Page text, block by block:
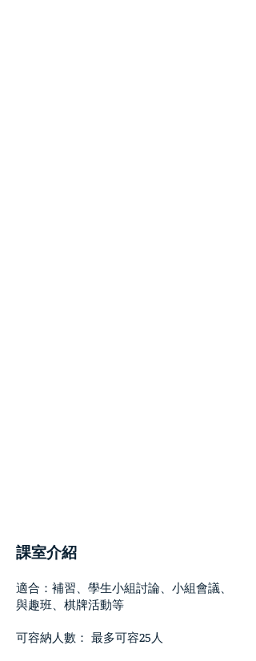
課室介紹
適合：補習、學生小組討論、小組會議、
與趣班、棋牌活動等
可容納人數： 最多可容25人